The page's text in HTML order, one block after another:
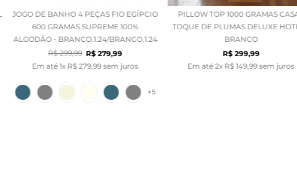
JOGO DE BANHO 4 PEÇAS FIO EGÍPCIO
600 GRAMAS SUPREME 100%
ALGODÃO - BRANCO.1.24/BRANCO.1.24
R$ 299,99 R$ 279,99
Em até 1x R$ 279,99sem juros
+5
PILLOW TOP 1000 GRAMAS
TOQUE DE PLUMAS DELUXE
BRANCO
R$ 299,99
Em até2x R$ 149,99sem juros